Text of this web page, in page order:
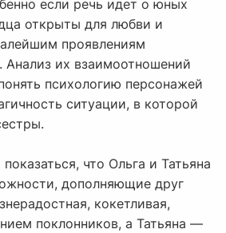
если речь идет о юных
открыты для любви и
проявлениям
Анализ их взаимоотношений
психологию персонажей
ситуации, в которой
что Ольга и Татьяна
дополняющие друг
кокетливая,
поклонников, а Татьяна —